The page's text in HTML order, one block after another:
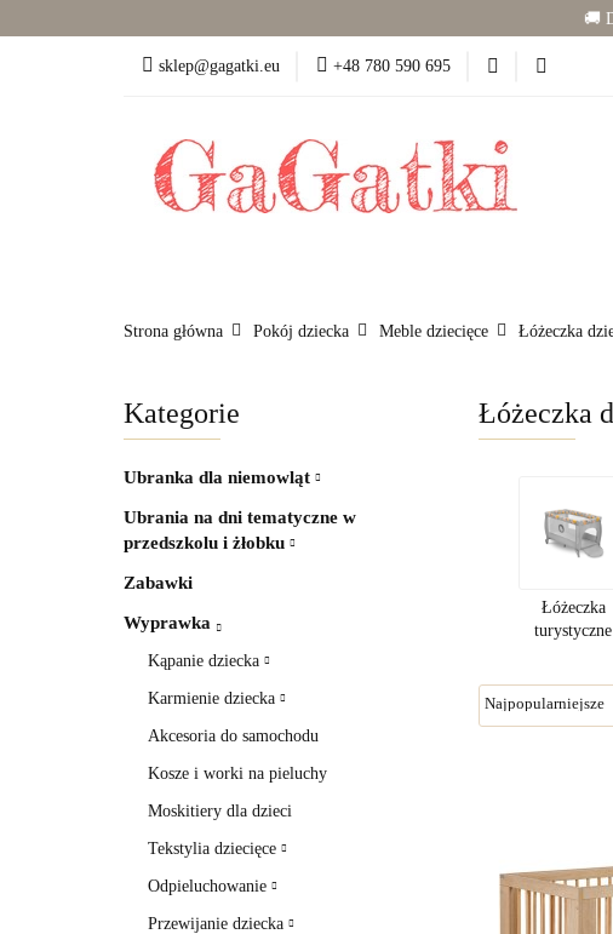
🚚
sklep@gagatki.eu +48 780 590 695
Dziewczynka (50-86)
Strona główna Pokój dziecka Meble dziecięce Łóżeczka
Kategorie
Ubranka dla niemowląt
Ubrania na dni tematyczne w
przedszkolu i żłobku
Zabawki
Wyprawka
Kąpanie dziecka
Karmienie dziecka
Akcesoria do samochodu
Kosze i worki na pieluchy
Moskitiery dla dzieci
Tekstylia dziecięce
Odpieluchowanie
Przewijanie dziecka
Łóżeczka
Łóżeczka
turystyczne